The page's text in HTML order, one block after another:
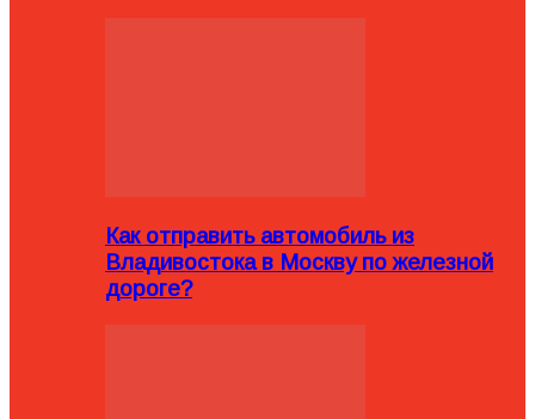
Как отправить автомобиль из
Владивостока в Москву по железной
дороге?